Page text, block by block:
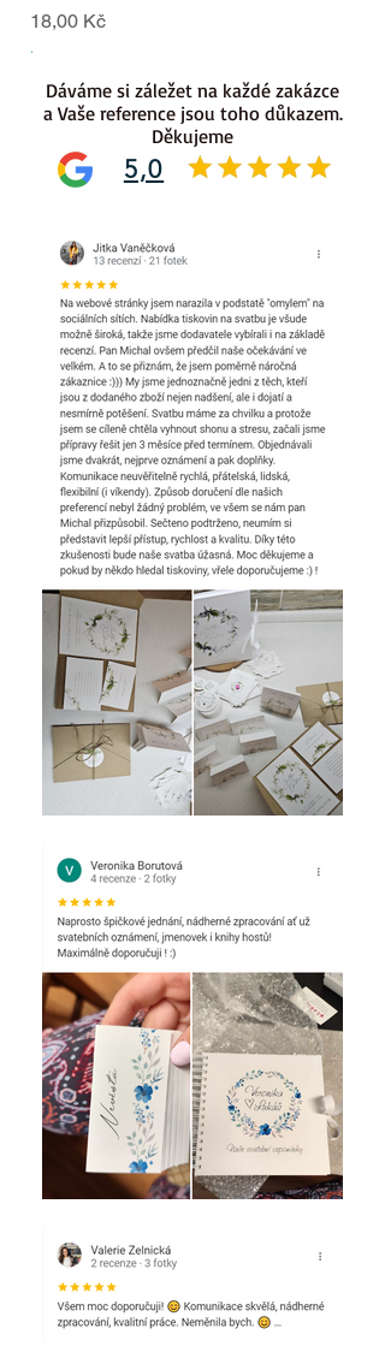
Cena
18,00 Kč
.
5,0
Dáváme si záležet na každé zakázce
a Vaše reference jsou toho důkazem.
Děkujeme